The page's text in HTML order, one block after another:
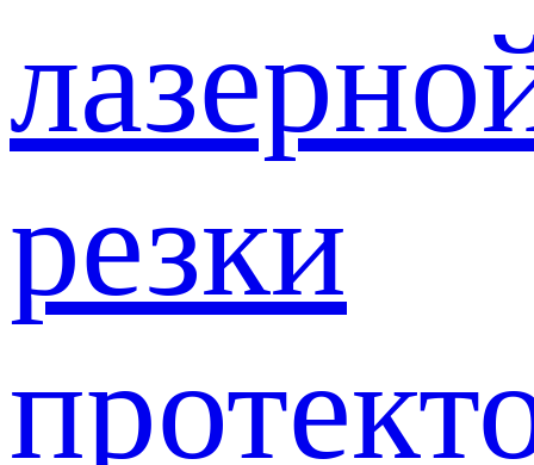
резки